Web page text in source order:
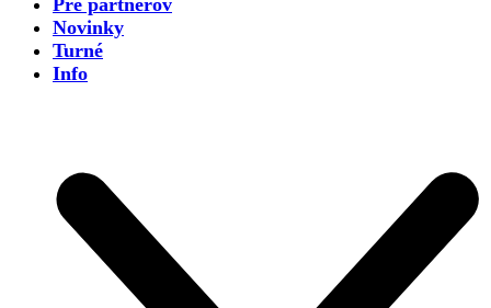
Novinky
Turné
Info